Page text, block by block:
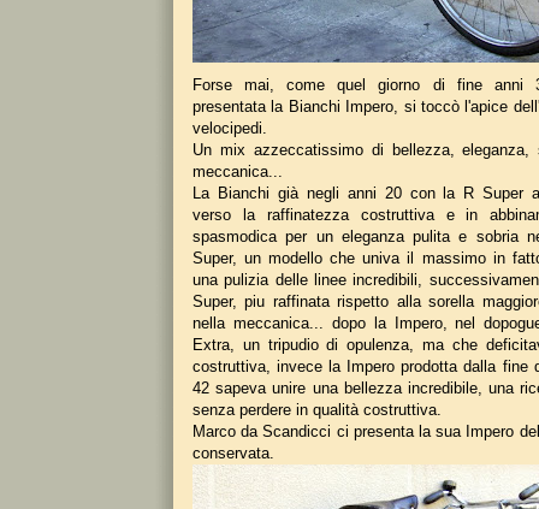
Forse mai, come quel giorno di fine anni
presentata la Bianchi Impero, si toccò l'apice
velocipedi.
Un mix azzeccatissimo di bellezza, eleganza,
meccanica...
La Bianchi già negli anni 20 con la R Super
verso la raffinatezza costruttiva e in
spasmodica per un eleganza pulita e sobria
Super, un modello che univa il massimo in
una pulizia delle linee incredibili,
Super, piu raffinata rispetto alla sorella
nella meccanica... dopo la Impero, nel
Extra, un tripudio di opulenza, ma che
costruttiva, invece la Impero prodotta dalla fine
42 sapeva unire una bellezza incredibile, una
senza perdere in qualità costruttiva.
Marco da Scandicci ci presenta la sua Impero
conservata.